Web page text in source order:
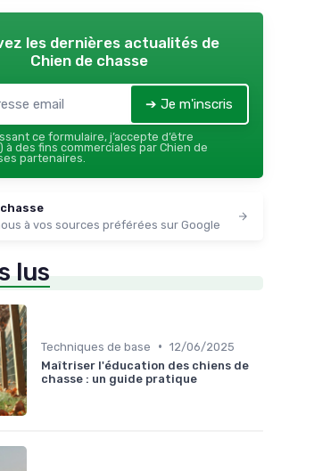
les dernières actualités de
Chien de chasse
➔ Je m'inscris
ce formulaire, j’accepte d’être
à des fins commerciales par Chien de
partenaires.
à vos sources préférées sur Google
lus
Techniques de base • 12/06/2025
Maîtriser l'éducation des chiens de
chasse : un guide pratique